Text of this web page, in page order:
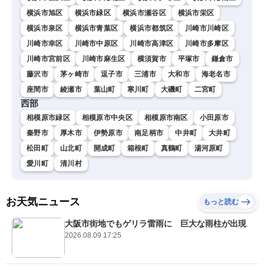
横浜市旭区
横浜市緑区 横浜市瀬谷区
横浜市栄区
横浜市泉区
横浜市青葉区 横浜市都筑区
川崎市川崎区
川崎市幸区
川崎市中原区 川崎市高津区
川崎市多摩区
川崎市宮前区
川崎市麻生区 横須賀市 平塚市
鎌倉市
藤沢市
茅ヶ崎市 逗子市 三浦市 大和市
海老名市
座間市
綾瀬市 葉山町 寒川町 大磯町 二宮町
西部
相模原市緑区 相模原市中央区 相模原市南区
小田原市
秦野市
厚木市 伊勢原市 南足柄市 中井町
大井町
松田町
山北町 開成町 箱根町 真鶴町
湯河原町
愛川町
清川村
お天気ニュース もっと読む
大阪市街地でもゲリラ雷雨に 巨大な雨柱が出現
2026.08.09 17:25